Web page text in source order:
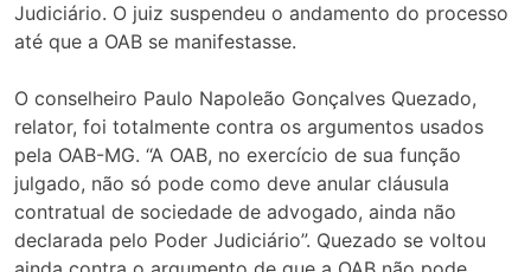
Judiciário. O juiz suspendeu o andamento do processo
até que a OAB se manifestasse.
O conselheiro Paulo Napoleão Gonçalves Quezado,
relator, foi totalmente contra os argumentos usados
pela OAB-MG. “A OAB, no exercício de sua função
julgado, não só pode como deve anular cláusula
contratual de sociedade de advogado, ainda não
declarada pelo Poder Judiciário”. Quezado se voltou